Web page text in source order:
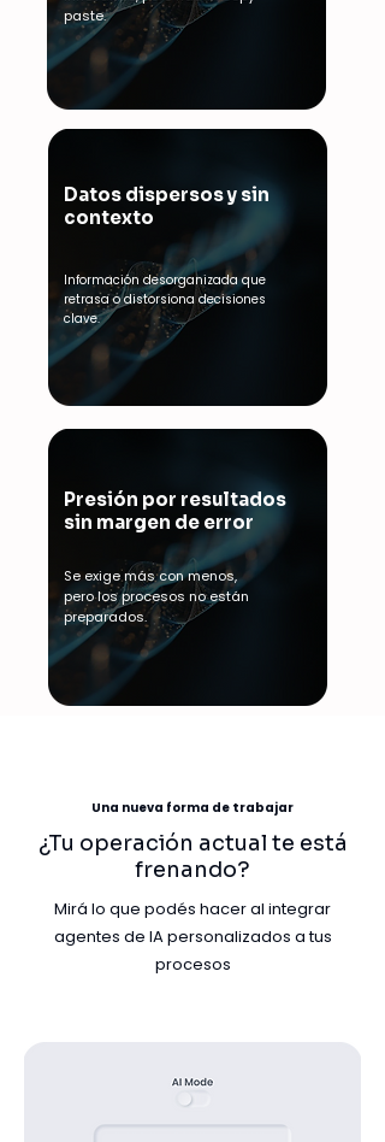
paste.
Datos dispersos y sin
contexto
Información desorganizada que
retrasa o distorsiona decisiones
clave.
Presión por resultados
sin margen de error
Se exige más con menos,
pero los procesos no están
preparados.
Una nueva forma de trabajar
¿Tu operación actual te está
frenando?
Mirá lo que podés hacer al integrar
agentes de IA personalizados a tus
procesos